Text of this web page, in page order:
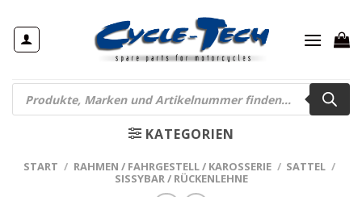
Inhalt
springen
Products
search
KATEGORIEN
START / RAHMEN / FAHRGESTELL / KAROSSERIE / SATTEL /
SISSYBAR / RÜCKENLEHNE